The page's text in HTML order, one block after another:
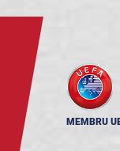
MEMBRU